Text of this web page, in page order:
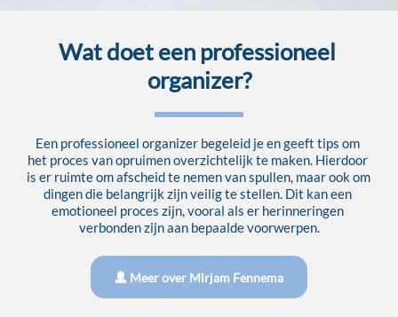
Wat doet een professioneel
organizer?
Een professioneel organizer begeleid je en geeft tips om
het proces van opruimen overzichtelijk te maken. Hierdoor
is er ruimte om afscheid te nemen van spullen, maar ook om
dingen die belangrijk zijn veilig te stellen. Dit kan een
emotioneel proces zijn, vooral als er herinneringen
verbonden zijn aan bepaalde voorwerpen.
Meer over Mirjam Fennema